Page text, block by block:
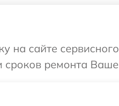
на сайте
ремонта